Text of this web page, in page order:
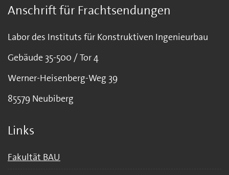
Anschrift für Frachtsendungen
Labor des Instituts für Konstruktiven Ingenieurbau
Gebäude 35-500 / Tor 4
Werner-Heisenberg-Weg 39
85579 Neubiberg
Links
Fakultät BAU